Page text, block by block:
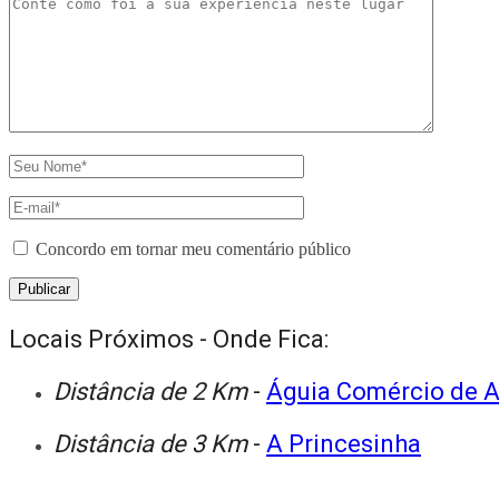
Concordo em tornar meu comentário público
Locais Próximos - Onde Fica:
Distância de 2 Km - Águia Comércio de
Distância de 3 Km - A Princesinha